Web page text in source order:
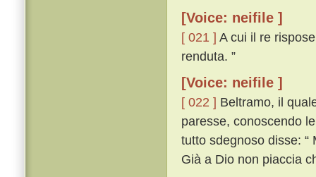
[Voice: neifile ]
[ 021 ] A cui il re
renduta. ”
[Voice: neifile ]
[ 022 ] Beltramo, il
paresse, conoscendo
tutto sdegnoso disse:
Già a Dio non piaccia